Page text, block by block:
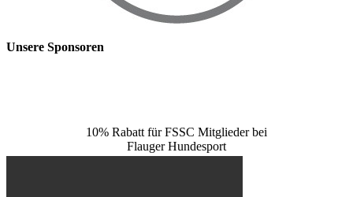
Unsere Sponsoren
10% Rabatt für FSSC Mitglieder bei
Flauger Hundesport